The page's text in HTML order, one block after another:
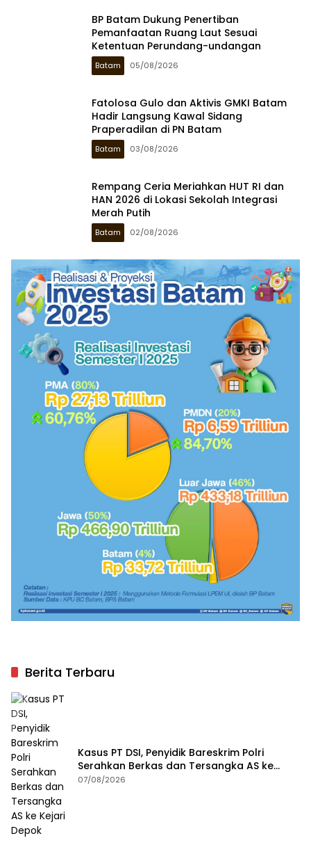
BP Batam Dukung Penertiban
Pemanfaatan Ruang Laut Sesuai
Ketentuan Perundang-undangan
Batam 05/08/2026
Fatolosa Gulo dan Aktivis GMKI Batam
Hadir Langsung Kawal Sidang
Praperadilan di PN Batam
Batam 03/08/2026
Rempang Ceria Meriahkan HUT RI dan
HAN 2026 di Lokasi Sekolah Integrasi
Merah Putih
Batam 02/08/2026
Berita Terbaru
Kasus PT DSI, Penyidik Bareskrim Polri
Serahkan Berkas dan Tersangka AS ke
Kejari Depok
07/08/2026